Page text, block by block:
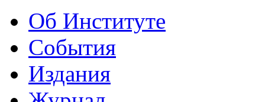
Об Институте
События
Издания